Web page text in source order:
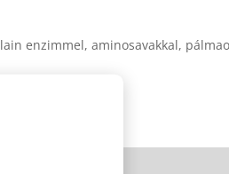
enzimmel, aminosavakkal,